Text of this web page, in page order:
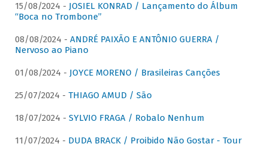
15/08/2024 - JOSIEL KONRAD / Lançamento do Álbum
“Boca no Trombone”
08/08/2024 - ANDRÉ PAIXÃO E ANTÔNIO GUERRA /
Nervoso ao Piano
01/08/2024 - JOYCE MORENO / Brasileiras Canções
25/07/2024 - THIAGO AMUD / São
18/07/2024 - SYLVIO FRAGA / Robalo Nenhum
11/07/2024 - DUDA BRACK / Proibido Não Gostar - Tour